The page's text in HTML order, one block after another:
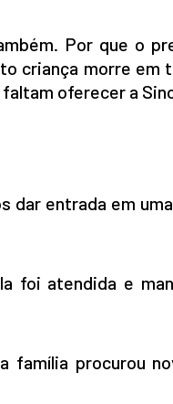
Por que o
criança morre
oferecer a
dar entrada em
foi atendida e
família procurou